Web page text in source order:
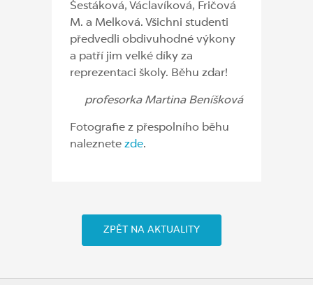
Šestáková, Václavíková, Fričová
M. a Melková. Všichni studenti
předvedli obdivuhodné výkony
a patří jim velké díky za
reprezentaci školy. Běhu zdar!
profesorka Martina Beníšková
Fotografie z přespolního běhu
naleznete zde.
ZPĚT NA AKTUALITY